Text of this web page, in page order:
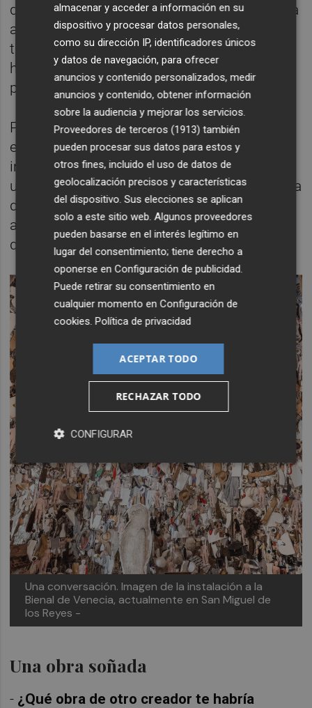
de amistad profunda. Poder trabajar con una
artista a la que admiro desde hace tanto
tiempo, y con la que existe una conexión
humana tan importante, es uno de esos
privilegios que da sentido a este oficio.
Para mí, Carmen representa una forma de
estar en el arte desde la libertad, la
inteligencia y la memoria. Su trayectoria es
una referencia, pero también lo es su manera
de mirar el mundo. Y tenerla cerca, como
artista de la galería y como amiga, es algo
que valoro enormemente.
Una conversación. Imagen de la instalación a la
Bienal de Venecia, actualmente en San Miguel de
los Reyes -
Una obra soñada
- ¿Qué obra de otro creador te habría
almacenar y acceder a información en su
dispositivo y procesar datos personales,
como su dirección IP, identificadores únicos
y datos de navegación, para ofrecer
anuncios y contenido personalizados, medir
anuncios y contenido, obtener información
sobre la audiencia y mejorar los servicios.
Proveedores de terceros (1913) también
pueden procesar sus datos para estos y
otros fines, incluido el uso de datos de
geolocalización precisos y características
del dispositivo. Sus elecciones se aplican
solo a este sitio web. Algunos proveedores
pueden basarse en el interés legítimo en
lugar del consentimiento; tiene derecho a
oponerse enConfiguración de publicidad
Puede retirar su consentimiento en
cualquier momento enConfiguración de
cookies .Política de privacidad
ACEPTAR TODO
RECHAZAR TODO
CONFIGURAR